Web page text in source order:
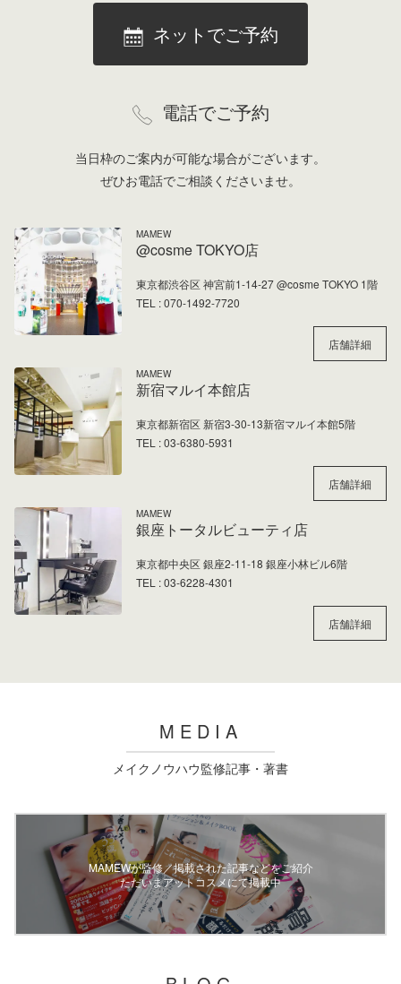
ネットでご予約
電話でご予約
当日枠のご案内が可能な場合がございます。
ぜひお電話でご相談くださいませ。
@cosme TOKYO店
東京都渋谷区 神宮前1-14-27 @cosme TOKYO 1階
070-1492-7720
店舗詳細
新宿マルイ本館店
東京都新宿区 新宿3-30-13新宿マルイ本館5階
03-6380-5931
店舗詳細
銀座トータルビューティ店
東京都中央区 銀座2-11-18 銀座小林ビル6階
03-6228-4301
店舗詳細
MEDIA
メイクノウハウ監修記事・著書
MAMEWが監修／掲載された記事などをご紹介
ただいまアットコスメにて掲載中